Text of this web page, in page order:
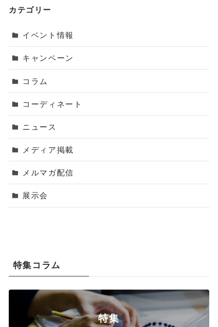
カテゴリー
イベント情報
キャンペーン
コラム
コーディネート
ニュース
メディア掲載
メルマガ配信
展示会
特集コラム
特集